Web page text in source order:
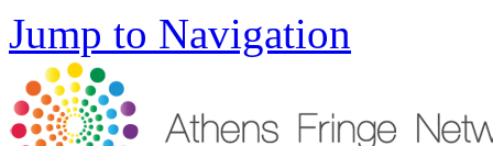
Jump to Navigation